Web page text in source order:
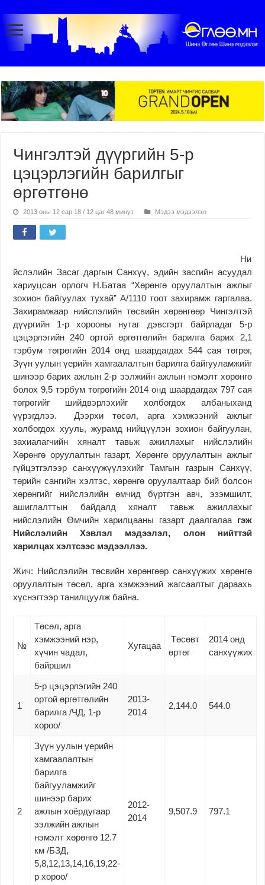
Чингэлтэй дүүргийн 5-р
цэцэрлэгийн барилгыг
өргөтгөнө
2013 оны 12 сар 18 / 12 цаг 48 минут Мэдээ мэдээлэл
Ни
йслэлийн Засаг даргын Санхүү, эдийн засгийн асуудал
хариуцсан орлогч Н.Батаа “Хөрөнгө оруулалтын ажлыг
зохион байгуулах тухай” А/1110 тоот захирамж гаргалаа.
Захирамжаар нийслэлийн төсвийн хөрөнгөөр Чингэлтэй
дүүргийн 1-р хорооны нутаг дэвсгэрт байрладаг 5-р
цэцэрлэгийн 240 ортой өргөтгөлийн барилга барих 2,1
тэрбум төгрөгийн 2014 онд шаардагдах 544 сая төгрөг,
Зүүн уулын үерийн хамгаалалтын барилга байгууламжийг
шинээр барих ажлын 2-р ээлжийн ажлын нэмэлт хөрөнгө
болох 9,5 тэрбум төгрөгийн 2014 онд шаардагдах 797 сая
төгрөгийг шийдвэрлэхийг холбогдох албаныханд
үүрэгдлээ. Дээрхи төсөл, арга хэмжээний ажлыг
холбогдох хууль, журамд нийцүүлэн зохион байгуулан,
захиалагчийн хяналт тавьж ажиллахыг нийслэлийн
Хөрөнгө оруулалтын газарт, Хөрөнгө оруулалтын ажлыг
гүйцэтгэлээр санхүүжүүлэхийг Тамгын газрын Санхүү,
төрийн сангийн хэлтэс, хөрөнгө оруулалтаар бий болсон
хөрөнгийг нийслэлийн өмчид бүртгэн авч, эзэмшилт,
ашиглалттын байдалд хяналт тавьж ажиллахыг
нийслэлийн Өмчийн харилцааны газарт даалгалаа гэж
Нийслэлийн Хэвлэл мэдээлэл, олон нийттэй
харилцах хэлтсээс мэдээллээ.
Жич: Нийслэлийн төсвийн хөрөнгөөр санхүүжих хөрөнгө
оруулалтын төсөл, арга хэмжээний жагсаалтыг дараахь
хүснэгтээр танилцуулж байна.
№
Төсөл, арга
хэмжээний нэр,
хүчин чадал,
байршил
Хугацаа
Төсөвт
өртөг
2014 онд
санхүүжих
1
5-р цэцэрлэгийн 240
ортой өргөтгөлийн
барилга /ЧД, 1-р
хороо/
2013-
2014
2,144.0 544.0
2
Зүүн уулын үерийн
хамгаалалтын
барилга
байгууламжийг
шинээр барих
ажлын хоёрдугаар
ээлжийн ажлын
нэмэлт хөрөнгө 12.7
км /БЗД,
5,8,12,13,14,16,19,22-
р хороо/
2012-
2014
9,507.9 797.1